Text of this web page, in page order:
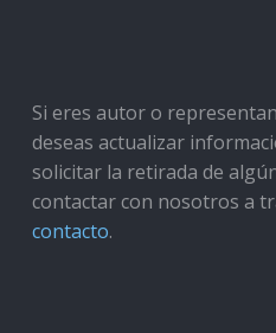
Si eres autor o
deseas actualizar
solicitar la retirada de
contactar con nosotros a
contacto.